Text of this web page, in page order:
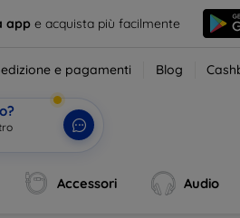
appe acquista più facilmente
e pagamenti Blog
neg
Accessori Audio